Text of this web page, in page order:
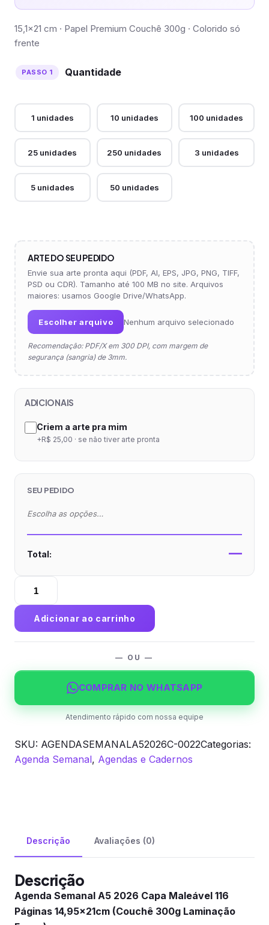
15,1×21 cm · Papel Premium Couchê 300g · Colorido só
frente
Quantidade
1 unidades 10 unidades 100 unidades
25 unidades 250 unidades 3 unidades
5 unidades 50 unidades
ARTE DO SEU PEDIDO
Envie sua arte pronta aqui (PDF, AI, EPS, JPG, PNG, TIFF,
PSD ou CDR). Tamanho até 100 MB no site. Arquivos
maiores: usamos Google Drive/WhatsApp.
Escolher arquivo Nenhum arquivo selecionado
Recomendação: PDF/X em 300 DPI, com margem de
segurança (sangria) de 3mm.
ADICIONAIS
Criem a arte pra mim
+R$ 25,00 · se não tiver arte pronta
SEU PEDIDO
Escolha as opções…
Total: —
Agenda
Semanal
A5
2026
Capa
(Couchê
Laminação
Adicionar ao carrinho
— OU —
COMPRAR NO WHATSAPP
Atendimento rápido com nossa equipe
SKU: AGENDASEMANALA52026C-0022Categorias:
Agenda Semanal, Agendas e Cadernos
Descrição Avaliações (0)
Descrição
Agenda Semanal A5 2026 Capa Maleável 116
Páginas 14,95x21cm (Couchê 300g Laminação